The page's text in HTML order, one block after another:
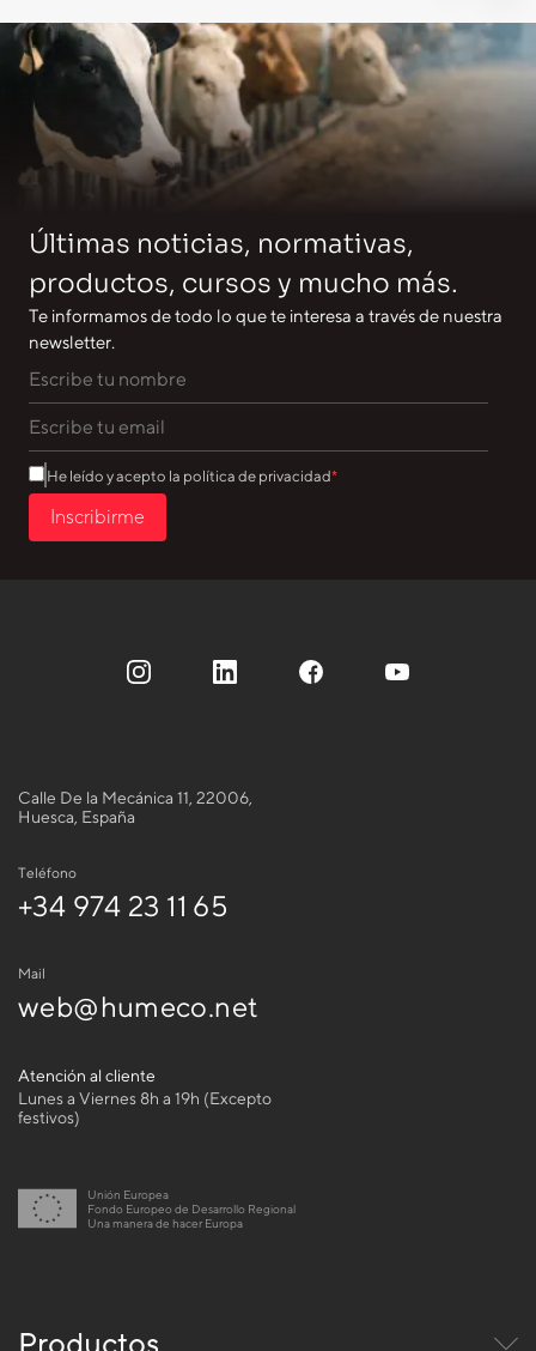
Últimas noticias, normativas,
productos, cursos y mucho más.
Te informamos de todo lo que te interesa a través de nuestra
newsletter.
He leído y acepto la política de privacidad
Inscribirme
Calle De la Mecánica 11, 22006,
Huesca, España
Teléfono
+34 974 23 11 65
Mail
web@humeco.net
Atención al cliente
Lunes a Viernes 8h a 19h (Excepto
festivos)
Unión Europea
Fondo Europeo de Desarrollo Regional
Una manera de hacer Europa
Productos